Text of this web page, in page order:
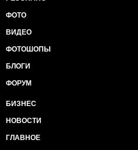
ФОТО
ВИДЕО
ФОТОШОПЫ
БЛОГИ
ФОРУМ
БИЗНЕС
НОВОСТИ
ГЛАВНОЕ